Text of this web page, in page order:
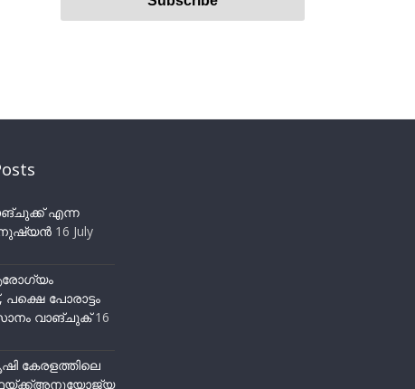
എന്ന
16 July
പോരാട്ടം
വാങ്ചുക് 16
കേരളത്തിലെ